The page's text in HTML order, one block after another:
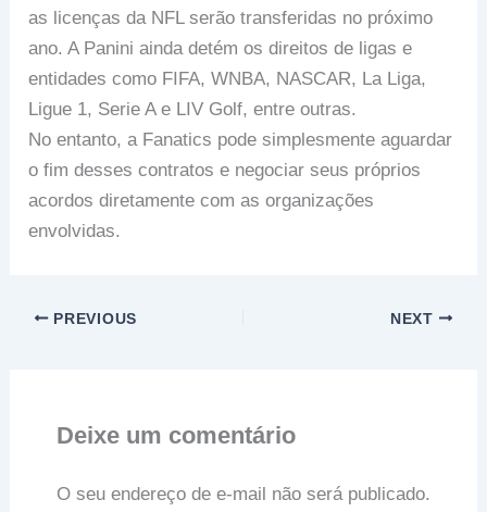
as licenças da NFL serão transferidas no próximo
ano. A Panini ainda detém os direitos de ligas e
entidades como FIFA, WNBA, NASCAR, La Liga,
Ligue 1, Serie A e LIV Golf, entre outras.
No entanto, a Fanatics pode simplesmente aguardar
o fim desses contratos e negociar seus próprios
acordos diretamente com as organizações
envolvidas.
PREVIOUS NEXT
Deixe um comentário
O seu endereço de e-mail não será publicado.